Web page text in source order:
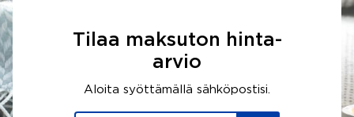
Tilaa maksuton hinta-
arvio
Aloita syöttämällä sähköpostisi.